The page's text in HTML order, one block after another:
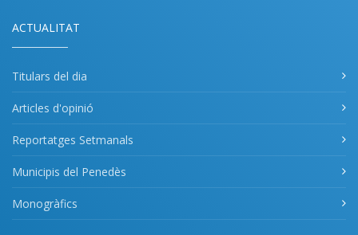
ACTUALITAT
Titulars del dia
Articles d'opinió
Reportatges Setmanals
Municipis del Penedès
Monogràfics